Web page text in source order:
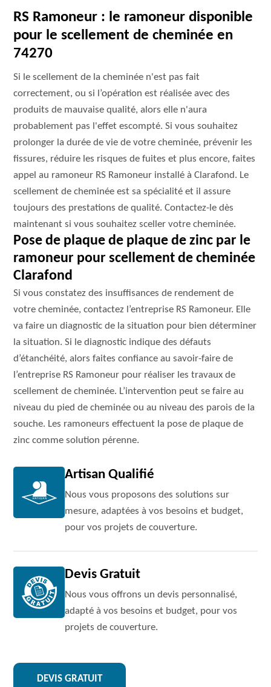
RS Ramoneur : le ramoneur disponible
pour le scellement de cheminée en
74270
Si le scellement de la cheminée n'est pas fait
correctement, ou si l’opération est réalisée avec des
produits de mauvaise qualité, alors elle n'aura
probablement pas l'effet escompté. Si vous souhaitez
prolonger la durée de vie de votre cheminée, prévenir les
fissures, réduire les risques de fuites et plus encore, faites
appel au ramoneur RS Ramoneur installé à Clarafond. Le
scellement de cheminée est sa spécialité et il assure
toujours des prestations de qualité. Contactez-le dès
maintenant si vous souhaitez sceller votre cheminée.
Pose de plaque de plaque de zinc par le
ramoneur pour scellement de cheminée
Clarafond
Si vous constatez des insuffisances de rendement de
votre cheminée, contactez l’entreprise RS Ramoneur. Elle
va faire un diagnostic de la situation pour bien déterminer
la situation. Si le diagnostic indique des défauts
d’étanchéité, alors faites confiance au savoir-faire de
l’entreprise RS Ramoneur pour réaliser les travaux de
scellement de cheminée. L’intervention peut se faire au
niveau du pied de cheminée ou au niveau des parois de la
souche. Les ramoneurs effectuent la pose de plaque de
zinc comme solution pérenne.
Artisan Qualifié
Nous vous proposons des solutions sur
mesure, adaptées à vos besoins et budget,
pour vos projets de couverture.
Devis Gratuit
Nous vous offrons un devis personnalisé,
adapté à vos besoins et budget, pour vos
projets de couverture.
DEVIS GRATUIT